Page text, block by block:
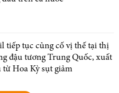
tiếp tục củng cố vị thế tại thị
đậu tương Trung Quốc, xuất
từ Hoa Kỳ sụt giảm